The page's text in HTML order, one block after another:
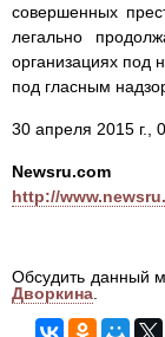
совершенных
легально
организациях под
под гласным
30 апреля 2015 г.,
Newsru.com
http://
Обсудить данный
Дворкина